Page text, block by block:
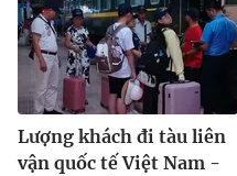
Lượng khách đi tàu liên
vận quốc tế Việt Nam -